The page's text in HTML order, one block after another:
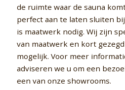
de ruimte waar de sauna
perfect aan te laten sluiten
is maatwerk nodig. Wij zijn
van maatwerk en kort
mogelijk. Voor meer
adviseren we u om een
een van onze showrooms.